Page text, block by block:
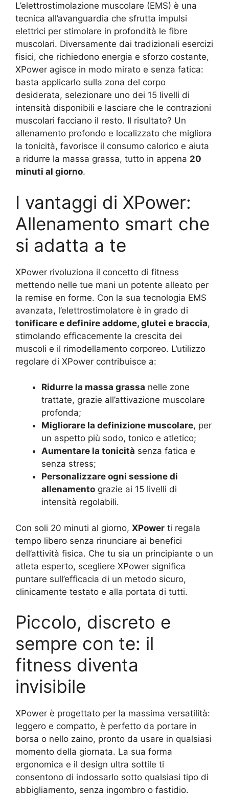
L’elettrostimolazione muscolare (EMS) è una
tecnica all’avanguardia che sfrutta impulsi
elettrici per stimolare in profondità le fibre
muscolari. Diversamente dai tradizionali esercizi
fisici, che richiedono energia e sforzo costante,
XPower agisce in modo mirato e senza fatica:
basta applicarlo sulla zona del corpo
desiderata, selezionare uno dei 15 livelli di
intensità disponibili e lasciare che le contrazioni
muscolari facciano il resto. Il risultato? Un
allenamento profondo e localizzato che migliora
la tonicità, favorisce il consumo calorico e aiuta
a ridurre la massa grassa, tutto in appena 20
minuti al giorno.
I vantaggi di XPower:
Allenamento smart che
si adatta a te
XPower rivoluziona il concetto di fitness
mettendo nelle tue mani un potente alleato per
la remise en forme. Con la sua tecnologia EMS
avanzata, l’elettrostimolatore è in grado di
tonificare e definire addome, glutei e braccia,
stimolando efficacemente la crescita dei
muscoli e il rimodellamento corporeo. L’utilizzo
regolare di XPower contribuisce a:
Ridurre la massa grassa nelle zone
trattate, grazie all’attivazione muscolare
profonda;
Migliorare la definizione muscolare, per
un aspetto più sodo, tonico e atletico;
Aumentare la tonicità senza fatica e
senza stress;
Personalizzare ogni sessione di
allenamento grazie ai 15 livelli di
intensità regolabili.
Con soli 20 minuti al giorno, XPower ti regala
tempo libero senza rinunciare ai benefici
dell’attività fisica. Che tu sia un principiante o un
atleta esperto, scegliere XPower significa
puntare sull’efficacia di un metodo sicuro,
clinicamente testato e alla portata di tutti.
Piccolo, discreto e
sempre con te: il
fitness diventa
invisibile
XPower è progettato per la massima versatilità:
leggero e compatto, è perfetto da portare in
borsa o nello zaino, pronto da usare in qualsiasi
momento della giornata. La sua forma
ergonomica e il design ultra sottile ti
consentono di indossarlo sotto qualsiasi tipo di
abbigliamento, senza ingombro o fastidio.